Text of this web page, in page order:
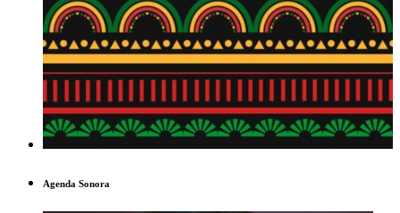
Agenda Sonora